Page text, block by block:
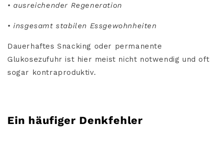
• ausreichender Regeneration
• insgesamt stabilen Essgewohnheiten
Dauerhaftes Snacking oder permanente
Glukosezufuhr ist hier meist nicht notwendig und oft
sogar kontraproduktiv.
Ein häufiger Denkfehler